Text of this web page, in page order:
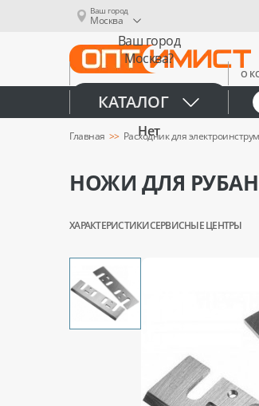
Ваш город
Москва
Ваш город
Москва?
Да
Нет
О
КАТАЛОГ
Главная Расходник для
НОЖИ ДЛЯ
ХАРАКТЕРИСТИКИСЕРВИСНЫЕ ЦЕНТРЫ